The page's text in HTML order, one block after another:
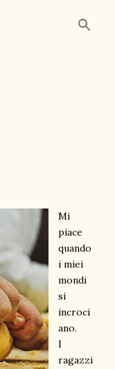
Mi
piace
quando
i miei
mondi
si
incroci
ano.
I
ragazzi